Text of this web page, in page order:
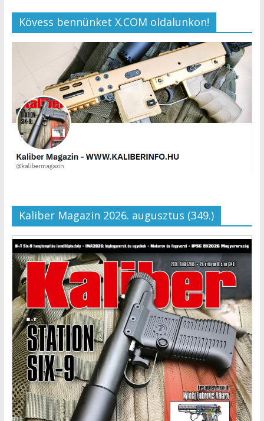
Kövess bennünket X.COM oldalunkon!
Kaliber Magazin 2026. augusztus (349.)